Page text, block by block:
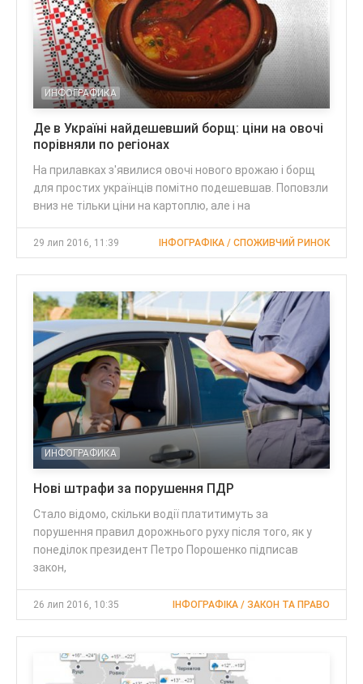
ИНФОГРАФИКА
Де в Україні найдешевший борщ: ціни на овочі
порівняли по регіонах
На прилавках з'явилися овочі нового врожаю і борщ
для простих українців помітно подешевшав. Поповзли
вниз не тільки ціни на картоплю, але і на
29 лип 2016, 11:39 ІНФОГРАФІКА / СПОЖИВЧИЙ РИНОК
ИНФОГРАФИКА
Нові штрафи за порушення ПДР
Стало відомо, скільки водії платитимуть за
порушення правил дорожнього руху після того, як у
понеділок президент Петро Порошенко підписав
закон,
26 лип 2016, 10:35 ІНФОГРАФІКА / ЗАКОН ТА ПРАВО